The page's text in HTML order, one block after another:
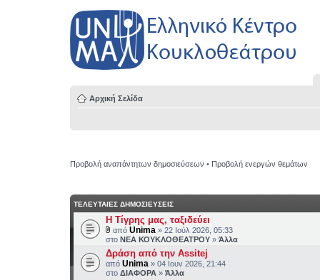
Αρχική Σελίδα
Προβολή αναπάντητων δημοσιεύσεων • Προβολή ενεργών θεμάτων
ΤΕΛΕΥΤΑΙΕΣ ΔΗΜΟΣΙΕΥΣΕΙΣ
H Τίγρης μας, ταξιδεύει
από Unima » 22 Ιούλ 2026, 05:33
στο ΝΕΑ ΚΟΥΚΛΟΘΕΑΤΡΟΥ » Άλλα
Δράση από την Assitej
από Unima » 04 Ιουν 2026, 21:44
στο ΔΙΑΦΟΡΑ » Άλλα